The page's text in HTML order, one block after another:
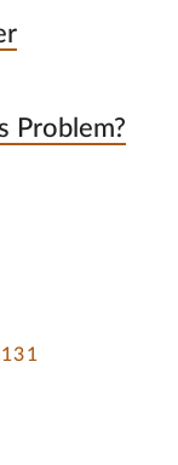
Problem?